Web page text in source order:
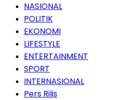
NASIONAL
POLITIK
EKONOMI
LIFESTYLE
ENTERTAINMENT
SPORT
INTERNASIONAL
Pers Rilis